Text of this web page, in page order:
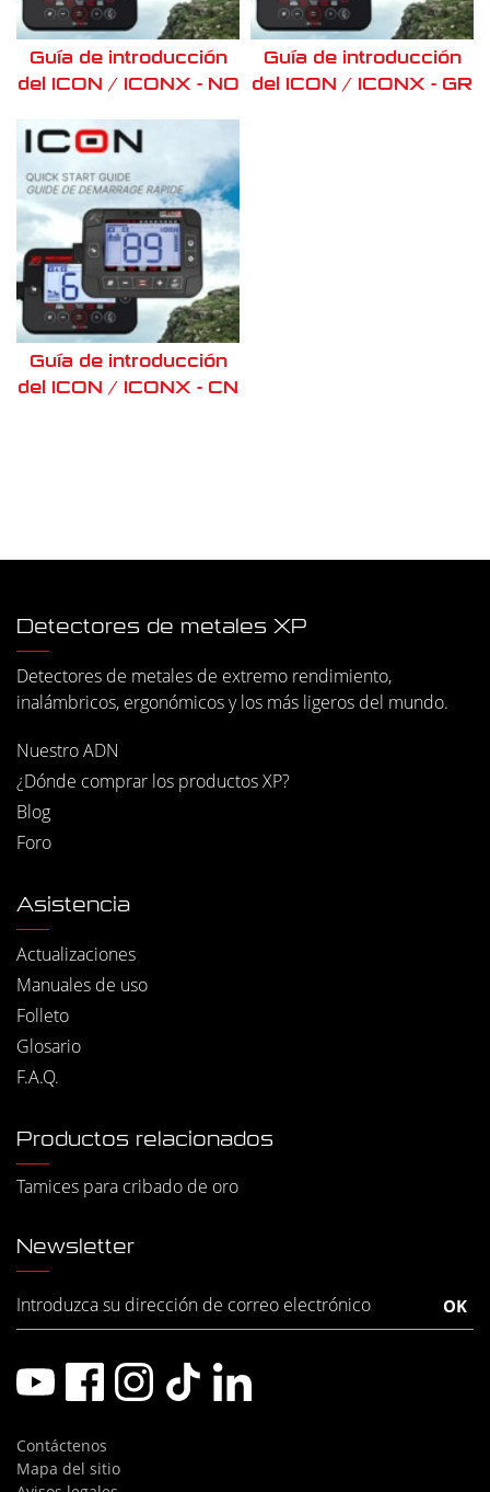
Guía de introducción
del ICON / ICONX - NO
Guía de introducción
del ICON / ICONX - GR
Guía de introducción
del ICON / ICONX - CN
Detectores de metales XP
Detectores de metales de extremo rendimiento,
inalámbricos, ergonómicos y los más ligeros del mundo.
Nuestro ADN
¿Dónde comprar los productos XP?
Blog
Foro
Asistencia
Actualizaciones
Manuales de uso
Folleto
Glosario
F.A.Q.
Productos relacionados
Tamices para cribado de oro
Newsletter
Contáctenos
Mapa del sitio